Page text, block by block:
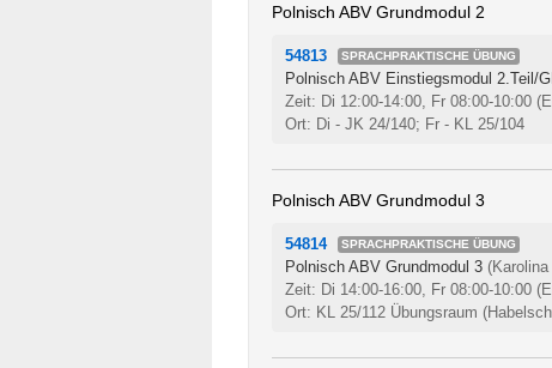
Polnisch ABV Grundmodul 2
54813 SPRACHPRAKTISCHE ÜBUNG
Polnisch ABV Einstiegsmodul 2.Teil/
Zeit: Di 12:00-14:00, Fr 08:00-10:00
Ort: Di - JK 24/140; Fr - KL 25/104
Polnisch ABV Grundmodul 3
54814 SPRACHPRAKTISCHE ÜBUNG
Polnisch ABV Grundmodul 3
Zeit: Di 14:00-16:00, Fr 08:00-10:00
Ort: KL 25/112 Übungsraum